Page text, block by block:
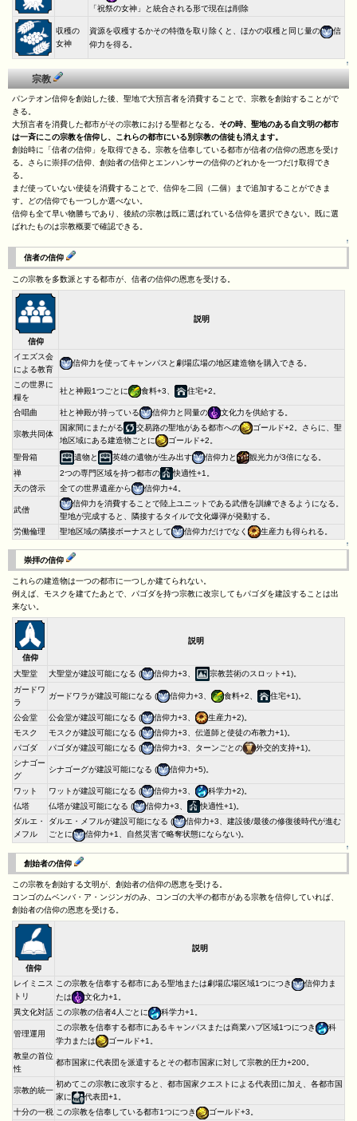
「祝祭の女神」と統合される形で現在は削除
収穫の
女神
資源を収穫するかその特徴を取り除くと、ほかの収穫と同じ量の
信
仰力を得る。
↑
宗教
パンテオン信仰を創始した後、聖地で大預言者を消費することで、宗教を創始することがで
きる。
大預言者を消費した都市がその宗教における聖都となる。 その時、聖地のある自文明の都市
は一斉にこの宗教を信仰し、これらの都市にいる別宗教の信徒も消えます。
創始時に「信者の信仰」を取得できる。宗教を信奉している都市が信者の信仰の恩恵を受け
る。さらに崇拝の信仰、創始者の信仰とエンハンサーの信仰のどれかを一つだけ取得でき
る。
まだ使っていない使徒を消費することで、信仰を二回（二個）まで追加することができま
す。どの信仰でも一つしか選べない。
信仰も全て早い物勝ちであり、後続の宗教は既に選ばれている信仰を選択できない。既に選
ばれたものは宗教概要で確認できる。
↑
信者の信仰
この宗教を多数派とする都市が、信者の信仰の恩恵を受ける。
信仰
説明
イエズス会
による教育
信仰力を使ってキャンパスと劇場広場の地区建造物を購入できる。
この世界に
糧を
社と神殿1つごとに 食料+3、 住宅+2。
合唱曲 社と神殿が持っている 信仰力と同量の 文化力を供給する。
宗教共同体
国家間にまたがる 交易路の聖地がある都市への
ゴールド+2。さらに、聖
地区域にある建造物ごとに
ゴールド+2。
聖骨箱
遺物と 英雄の遺物が生み出す 信仰力と
観光力が3倍になる。
禅
2つの専門区域を持つ都市の
快適性+1。
天の啓示
全ての世界遺産から 信仰力+4。
武僧
信仰力を消費することで陸上ユニットである武僧を訓練できるようになる。
聖地が完成すると、隣接するタイルで文化爆弾が発動する。
労働倫理
聖地区域の隣接ボーナスとして 信仰力だけでなく 生産力も得られる。
↑
崇拝の信仰
これらの建造物は一つの都市に一つしか建てられない。
例えば、モスクを建てたあとで、パゴダを持つ宗教に改宗してもパゴダを建設することは出
来ない。
信仰
説明
大聖堂 大聖堂が建設可能になる ( 信仰力+3、
宗教芸術のスロット+1)。
ガードワ
ラ
ガードワラが建設可能になる ( 信仰力+3、 食料+2、 住宅+1)。
公会堂 公会堂が建設可能になる ( 信仰力+3、
生産力+2)。
モスク
モスクが建設可能になる (
信仰力+3、伝道師と使徒の布教力+1)。
パゴダ
パゴダが建設可能になる ( 信仰力+3、ターンごとの
外交的支持+1)。
シナゴー
グ
シナゴーグが建設可能になる ( 信仰力+5)。
ワット ワットが建設可能になる ( 信仰力+3、
科学力+2)。
仏塔
仏塔が建設可能になる ( 信仰力+3、
快適性+1)。
ダルエ・
メフル
ダルエ・メフルが建設可能になる (
信仰力+3、建設後/最後の修復後時代が進む
ごとに
信仰力+1、自然災害で略奪状態にならない)。
↑
創始者の信仰
この宗教を創始する文明が、創始者の信仰の恩恵を受ける。
コンゴのムベンバ・ア・ンジンガのみ、コンゴの大半の都市がある宗教を信仰していれば、
創始者の信仰の恩恵を受ける。
信仰
説明
レイミニス
トリ
この宗教を信奉する都市にある聖地または劇場広場区域1つにつき
信仰力ま
たは
文化力+1。
異文化対話 この宗教の信者4人ごとに 科学力+1。
管理運用
この宗教を信奉する都市にあるキャンパスまたは商業ハブ区域1つにつき
科
学力または
ゴールド+1。
教皇の首位
性
都市国家に代表団を派遣するとその都市国家に対して宗教的圧力+200。
宗教的統一
初めてこの宗教に改宗すると、都市国家クエストによる代表団に加え、各都市国
家に
代表団+1。
十分の一税 この宗教を信奉している都市1つにつき ゴールド+3。